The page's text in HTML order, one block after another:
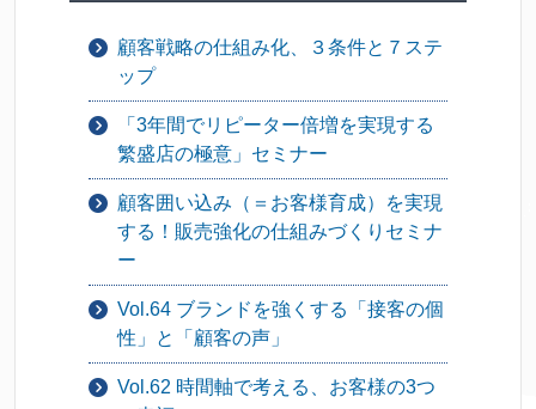
顧客戦略の仕組み化、３条件と７ステ
ップ
「3年間でリピーター倍増を実現する
繁盛店の極意」セミナー
顧客囲い込み（＝お客様育成）を実現
する！販売強化の仕組みづくりセミナ
ー
Vol.64 ブランドを強くする「接客の個
性」と「顧客の声」
Vol.62 時間軸で考える、お客様の3つ